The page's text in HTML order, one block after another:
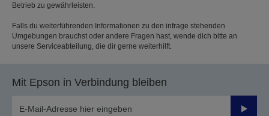
Betrieb zu gewährleisten.
Falls du weiterführenden Informationen zu den infrage stehenden
Umgebungen brauchst oder andere Fragen hast, wende dich bitte an
unsere Serviceabteilung, die dir gerne weiterhilft.
Mit Epson in Verbindung bleiben